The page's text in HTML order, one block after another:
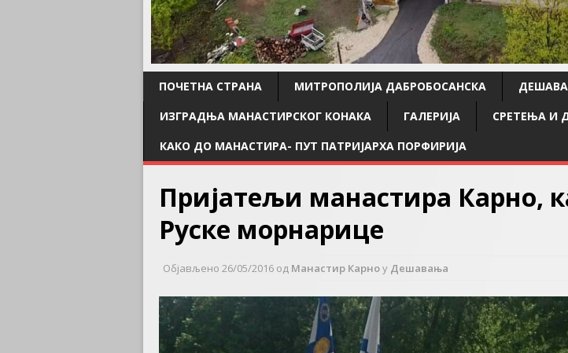
ПОЧЕТНА СТРАНА МИТРОПОЛИЈА ДАБРОБОСАНСКА
ИЗГРАДЊА МАНАСТИРСКОГ КОНАКА
ГАЛЕРИЈА СРЕТЕЊА И
КАКО ДО МАНАСТИРА- ПУТ ПАТРИЈАРХА ПОРФИРИЈА
Пријатељи манастира Карно,
Руске морнарице
Објављено 26/05/2016 од Манастир Карноу Дешавања